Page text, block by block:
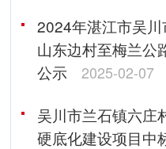
2024年湛江市吴
山东边村至梅兰公
公示
2025-02-07
吴川市兰石镇六庄
硬底化建设项目中